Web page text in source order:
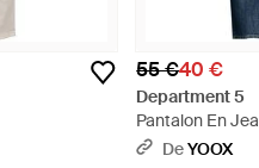
55 €40 €
Department 5
Pantalon En
DeYOOX